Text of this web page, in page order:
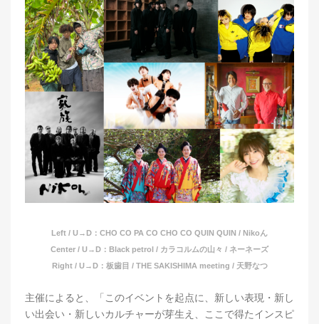
Left / U→D：CHO CO PA CO CHO CO QUIN QUIN / Nikoん
Center / U→D：Black petrol / カラコルムの山々 / ネーネーズ
Right / U→D：板歯目 / THE SAKISHIMA meeting / 天野なつ
主催によると、「このイベントを起点に、新しい表現・新し
い出会い・新しいカルチャーが芽生え、ここで得たインスピ